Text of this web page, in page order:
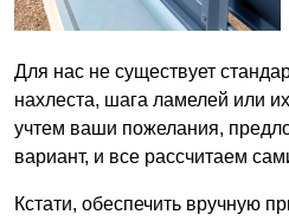
Для нас не существует
нахлеста, шага ламелей или
учтем ваши пожелания,
вариант, и все рассчитаем
Кстати, обеспечить вручную